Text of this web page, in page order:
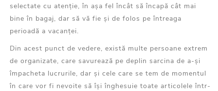
selectate cu atenție, în așa fel încât să încapă cât mai
bine în bagaj, dar să vă fie și de folos pe întreaga
perioadă a vacanței.
Din acest punct de vedere, există multe persoane extrem
de organizate, care savurează pe deplin sarcina de a-și
împacheta lucrurile, dar și cele care se tem de momentul
în care vor fi nevoite să își înghesuie toate articolele într-